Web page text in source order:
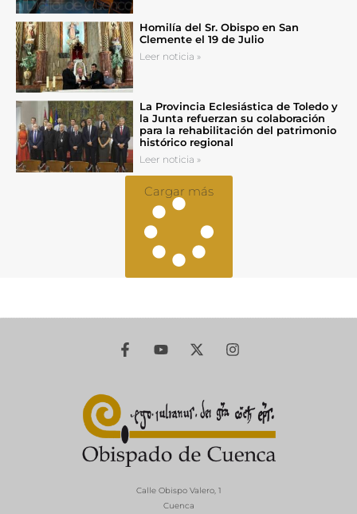
Homilía del Sr. Obispo en San
Clemente el 19 de Julio
Leer noticia »
La Provincia Eclesiástica de Toledo y
la Junta refuerzan su colaboración
para la rehabilitación del patrimonio
histórico regional
Leer noticia »
Cargar más
Calle Obispo Valero, 1
Cuenca